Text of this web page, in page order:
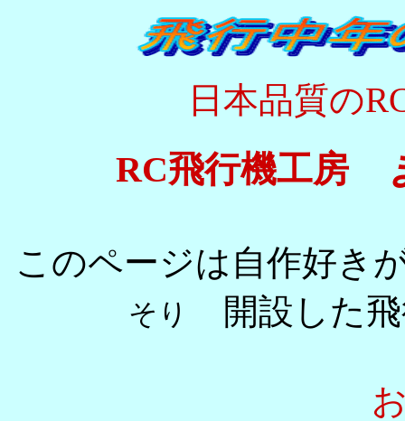
日本品質の
RC飛行機工房
このページは自作好き
そり 開設した飛